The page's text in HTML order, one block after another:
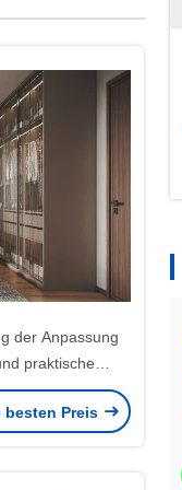
der Anpassung
praktische
mit Glastüren
besten Preis